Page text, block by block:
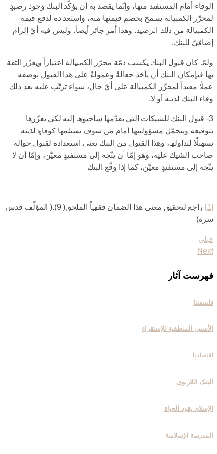
الوفاء أمام المستفيد منها، وإنّما يقصد به أن يؤكّد البنك وجود رصيدٍ
لمحرِّر الكمبيالة يسمح بخصم قيمتها منه، واستعداده لدفع قيمة
الكمبيالة من ذلك الرصيد. وهذا أمر جائز أيضاً، وليس فيه أيّ إلزام
إضافيّ للبنك.
ولمّا كان قبول البنك يكسب ذمّة محرّر الكمبيالة اعتباراً ويعزّز الثقة
بها فبإمكان البنك أن يأخذ جعالةً وعمولةً على هذا القبول بوصفه
عملًا مفيداً لمحرِّر الكمبيالة على أيّ حال، سواء ترتّب عليه بعد ذلك
وفاء البنك لدَينه أو لا.
3- قبول البنك للشيكات التي يقدّمها ساحبوها إليه لكي يعزّزها
بتوقيعه ويتحمّل مسؤوليتها أمام مَن سوف يستلمها كوفاءٍ لدَينه
تسهيلًا لتداولها، وهذا القبول من البنك يعني استعداده لقبول حوالة
صاحب الشيك عليه، وهو إمّا أن يتّجه إلى مستفيدٍ معيَّن، وإمّا أن لا
يتّجه إلى مستفيدٍ معيَّن، كما إذا وقَّع البنك‏
[1]
راجع لتحقيق معنى هذا الضمان فقهياً الملحق( 9).( المؤلّف قدس
سره)
قبلي
فهرست آثار
فلسفتنا
الأسس المنطقیة للإستقراء
اقتصادنا
البنک اللاربوی
الإسلام یقود الحیاة
المدرسة الإسلامیة